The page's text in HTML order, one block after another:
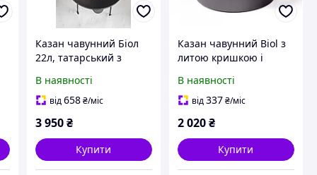
Казан чавунний Біол
22л, татарський з
В наявності
від658 ₴/міс
3 950 ₴
Купити
Казан чавунний Biol з
литою кришкою і
(КС08)
В наявності
від337₴/міс
2 020₴
Купити